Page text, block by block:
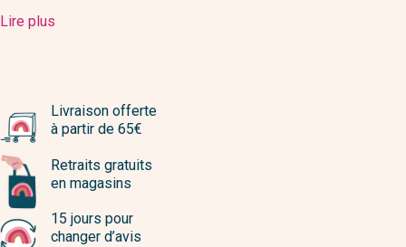
Lire plus
Livraison offerte
à partir de 65€
Retraits gratuits
en magasins
15 jours pour
changer d’avis